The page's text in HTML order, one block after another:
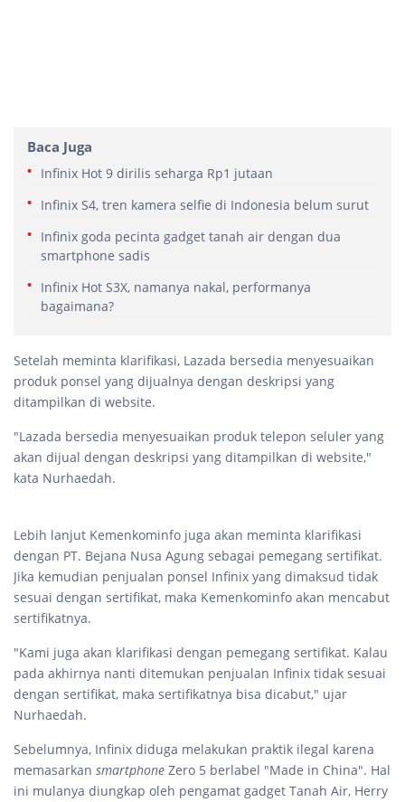
Baca Juga
Infinix Hot 9 dirilis seharga Rp1 jutaan
Infinix S4, tren kamera selfie di Indonesia belum surut
Infinix goda pecinta gadget tanah air dengan dua
smartphone sadis
Infinix Hot S3X, namanya nakal, performanya
bagaimana?
Setelah meminta klarifikasi, Lazada bersedia menyesuaikan
produk ponsel yang dijualnya dengan deskripsi yang
ditampilkan di website.
"Lazada bersedia menyesuaikan produk telepon seluler yang
akan dijual dengan deskripsi yang ditampilkan di website,"
kata Nurhaedah.
Lebih lanjut Kemenkominfo juga akan meminta klarifikasi
dengan PT. Bejana Nusa Agung sebagai pemegang sertifikat.
Jika kemudian penjualan ponsel Infinix yang dimaksud tidak
sesuai dengan sertifikat, maka Kemenkominfo akan mencabut
sertifikatnya.
"Kami juga akan klarifikasi dengan pemegang sertifikat. Kalau
pada akhirnya nanti ditemukan penjualan Infinix tidak sesuai
dengan sertifikat, maka sertifikatnya bisa dicabut," ujar
Nurhaedah.
Sebelumnya, Infinix diduga melakukan praktik ilegal karena
memasarkan smartphone Zero 5 berlabel "Made in China". Hal
ini mulanya diungkap oleh pengamat gadget Tanah Air, Herry